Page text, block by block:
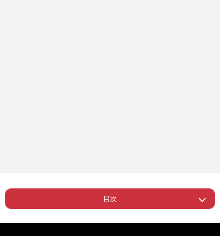
目次
ー すべての遺産を相続させたかった相